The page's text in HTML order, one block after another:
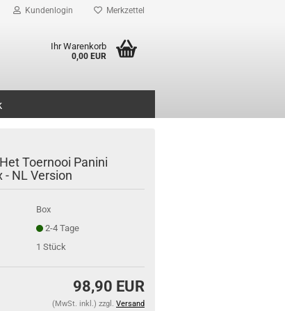
Kundenlogin Merkzettel
Ihr Warenkorb
0,00 EUR
Toernooi Panini
- NL Version
Box
2-4 Tage
1 Stück
98,90 EUR
(MwSt. inkl.) zzgl. Versand